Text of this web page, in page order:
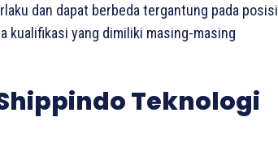
dan dapat berbeda tergantung pada posisi
kualifikasi yang dimiliki masing-masing
Teknologi